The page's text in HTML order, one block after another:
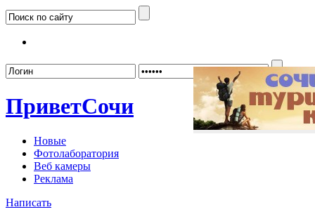
ПриветСочи
Новые
Фотолаборатория
Веб камеры
Реклама
Написать